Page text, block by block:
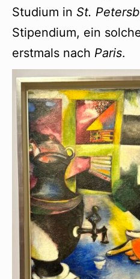
Studium in St.
Stipendium, ein
erstmals nach Paris.